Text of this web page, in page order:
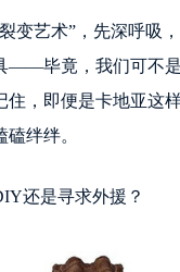
变艺术”，先深呼吸
——毕竟，我们可不
住，即便是卡地亚这
绊绊。
还是寻求外援？